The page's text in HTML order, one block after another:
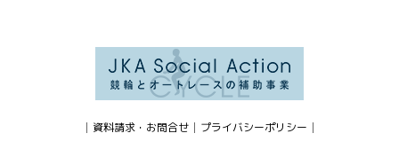
資料請求・お問合せ プライバシーポリシー